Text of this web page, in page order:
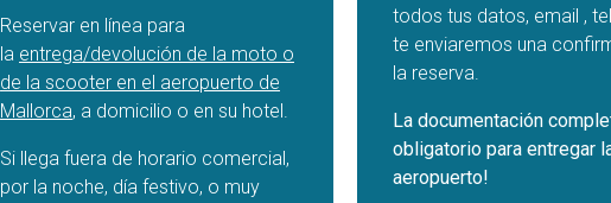
Reservar en línea para
la entrega/devolución de la moto o
de la scooter en el aeropuerto de
Mallorca, a domicilio o en su hotel.
Si llega fuera de horario comercial,
por la noche, día festivo, o muy
todos tus datos, email ,
te enviaremos una
la reserva.
La documentación
obligatorio para entregar
aeropuerto!